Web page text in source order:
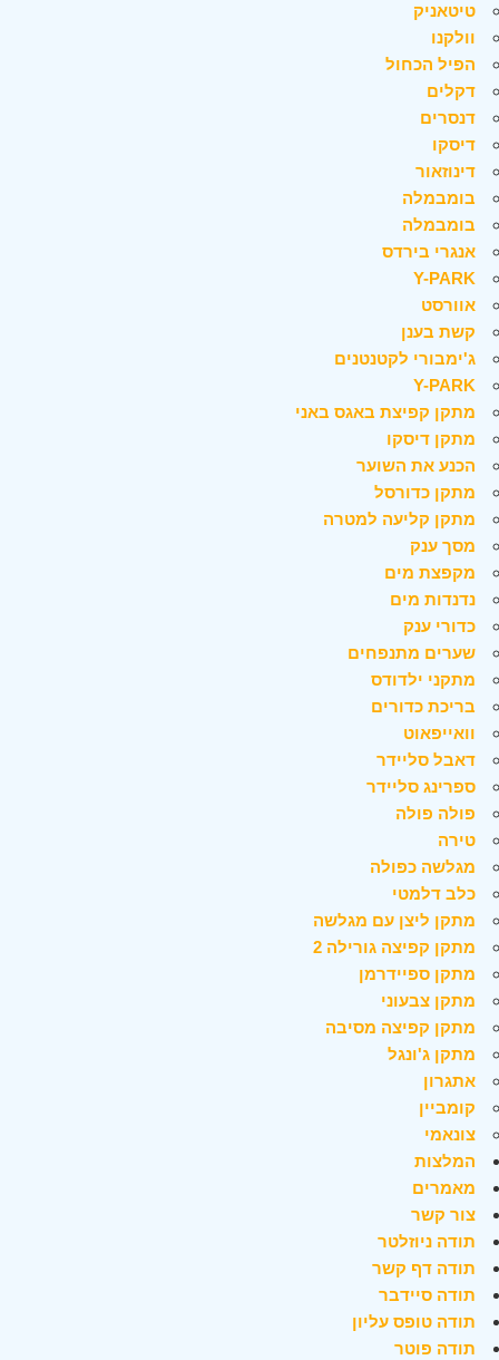
טיטאניק
וולקנו
הפיל הכחול
דקלים
דנסרים
דיסקו
דינוזאור
בומבמלה
בומבמלה
אנגרי בירדס
Y-PARK
אוורסט
קשת בענן
ג'ימבורי לקטנטנים
Y-PARK
מתקן קפיצת באגס באני
מתקן דיסקו
הכנע את השוער
מתקן כדורסל
מתקן קליעה למטרה
מסך ענק
מקפצת מים
נדנדות מים
כדורי ענק
שערים מתנפחים
מתקני ילדודס
בריכת כדורים
וואייפאוט
דאבל סליידר
ספרינג סליידר
פולה פולה
טירה
מגלשה כפולה
כלב דלמטי
מתקן ליצן עם מגלשה
מתקן קפיצה גורילה 2
מתקן ספיידרמן
מתקן צבעוני
מתקן קפיצה מסיבה
מתקן ג'ונגל
אתגרון
קומביין
צונאמי
המלצות
מאמרים
צור קשר
תודה ניוזלטר
תודה דף קשר
תודה סיידבר
תודה טופס עליון
תודה פוטר